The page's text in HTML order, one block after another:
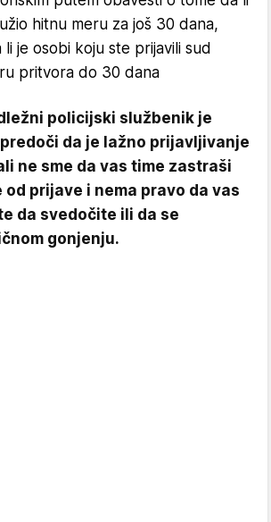
hitnu meru za još 30 dana,
je osobi koju ste prijavili sud
pritvora do 30 dana
policijski službenik je
da je lažno prijavljivanje
ne sme da vas time zastraši
prijave i nema pravo da vas
da svedočite ili da se
gonjenju.